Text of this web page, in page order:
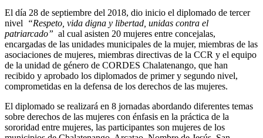
El día 28 de septiembre del 2018, dio inicio el diplomado de tercer
nivel
“Respeto, vida digna y libertad, unidas contra el
patriarcado” al cual asisten 20 mujeres entre concejalas,
encargadas de las unidades municipales de la mujer, miembras de las
asociaciones de mujeres, miembras directivas de la CCR y el equipo
de la unidad de género de CORDES Chalatenango, que han
recibido y aprobado los diplomados de primer y segundo nivel,
comprometidas en la defensa de los derechos de las mujeres.
El diplomado se realizará en 8 jornadas abordando diferentes temas
sobre derechos de las mujeres con énfasis en la práctica de la
sororidad entre mujeres, las participantes son mujeres de los